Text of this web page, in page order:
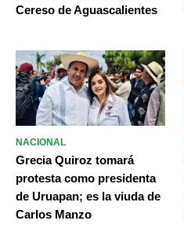
Cereso de Aguascalientes
NACIONAL
Grecia Quiroz tomará
protesta como presidenta
de Uruapan; es la viuda de
Carlos Manzo